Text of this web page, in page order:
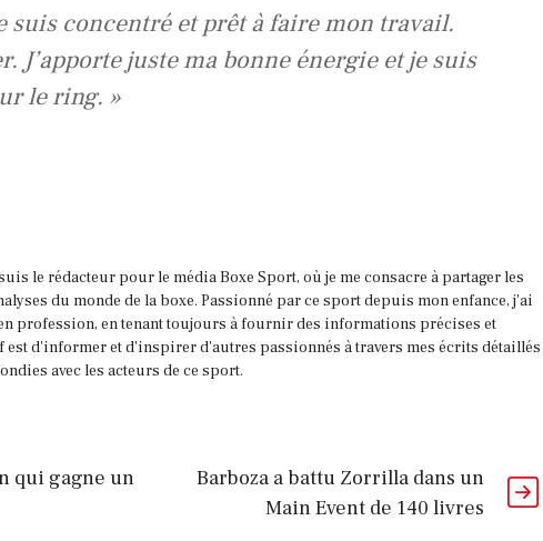
suis concentré et prêt à faire mon travail.
J’apporte juste ma bonne énergie et je suis
le ring. »
le rédacteur pour le média Boxe Sport, où je me consacre à partager les
du monde de la boxe. Passionné par ce sport depuis mon enfance, j'ai
profession, en tenant toujours à fournir des informations précises et
est d'informer et d'inspirer d'autres passionnés à travers mes écrits détaillés
avec les acteurs de ce sport.
qui gagne un
Barboza a battu Zorrilla dans un
Main Event de 140 livres